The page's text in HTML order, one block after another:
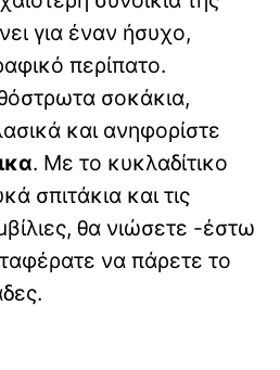
για έναν ήσυχο,
περίπατο.
σοκάκια,
και ανηφορίστε
. Με το κυκλαδίτικο
σπιτάκια και τις
θα νιώσετε -έστω
να πάρετε το